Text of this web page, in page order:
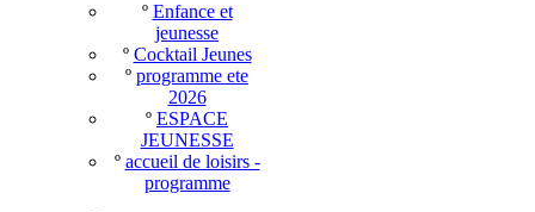
º Enfance et
jeunesse
º Cocktail Jeunes
º programme ete
2026
º ESPACE
JEUNESSE
º accueil de loisirs -
programme